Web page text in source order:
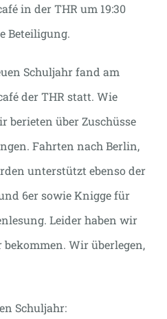
in der THR um 19:30
Beteiligung.
Schuljahr fand am
der THR statt. Wie
berieten über Zuschüsse
Fahrten nach Berlin,
unterstützt ebenso der
6er sowie Knigge für
Leider haben wir
Wir überlegen,
Schuljahr: